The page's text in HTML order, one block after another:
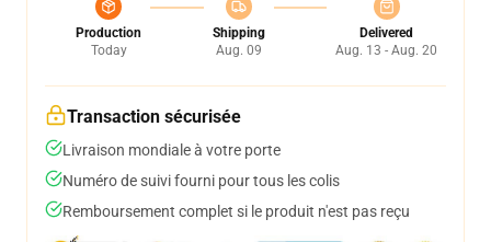
Production
Today
Shipping
Aug. 09
Delivered
Aug. 13 - Aug. 20
Transaction sécurisée
Livraison mondiale à votre porte
Numéro de suivi fourni pour tous les colis
Remboursement complet si le produit n'est pas reçu